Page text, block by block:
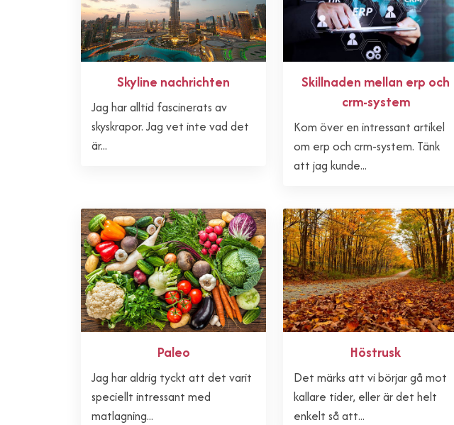
Skyline nachrichten
Jag har alltid fascinerats av
skyskrapor. Jag vet inte vad det
är...
Skillnaden mellan erp och
crm-system
Kom över en intressant artikel
om erp och crm-system. Tänk
att jag kunde...
Paleo
Jag har aldrig tyckt att det varit
speciellt intressant med
matlagning...
Höstrusk
Det märks att vi börjar gå mot
kallare tider, eller är det helt
enkelt så att...